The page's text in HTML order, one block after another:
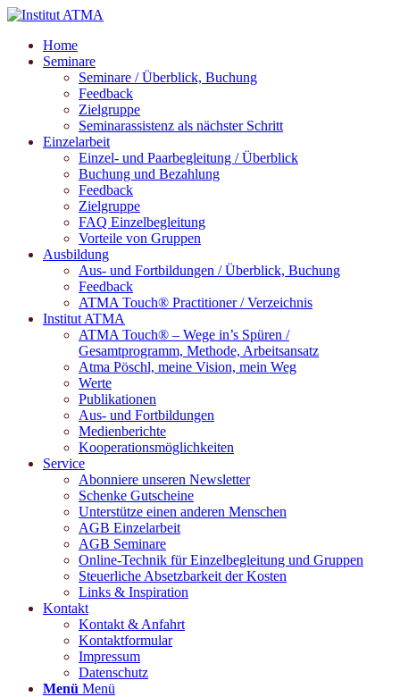
Home
Seminare
Seminare / Überblick, Buchung
Feedback
Zielgruppe
Seminarassistenz als nächster Schritt
Einzelarbeit
Einzel- und Paarbegleitung / Überblick
Buchung und Bezahlung
Feedback
Zielgruppe
FAQ Einzelbegleitung
Vorteile von Gruppen
Ausbildung
Aus- und Fortbildungen / Überblick, Buchung
Feedback
ATMA Touch® Practitioner / Verzeichnis
Institut ATMA
ATMA Touch® – Wege in’s Spüren /
Gesamtprogramm, Methode, Arbeitsansatz
Atma Pöschl, meine Vision, mein Weg
Werte
Publikationen
Aus- und Fortbildungen
Medienberichte
Kooperationsmöglichkeiten
Service
Abonniere unseren Newsletter
Schenke Gutscheine
Unterstütze einen anderen Menschen
AGB Einzelarbeit
AGB Seminare
Online-Technik für Einzelbegleitung und Gruppen
Steuerliche Absetzbarkeit der Kosten
Links & Inspiration
Kontakt
Kontakt & Anfahrt
Kontaktformular
Impressum
Datenschutz
Menü Menü